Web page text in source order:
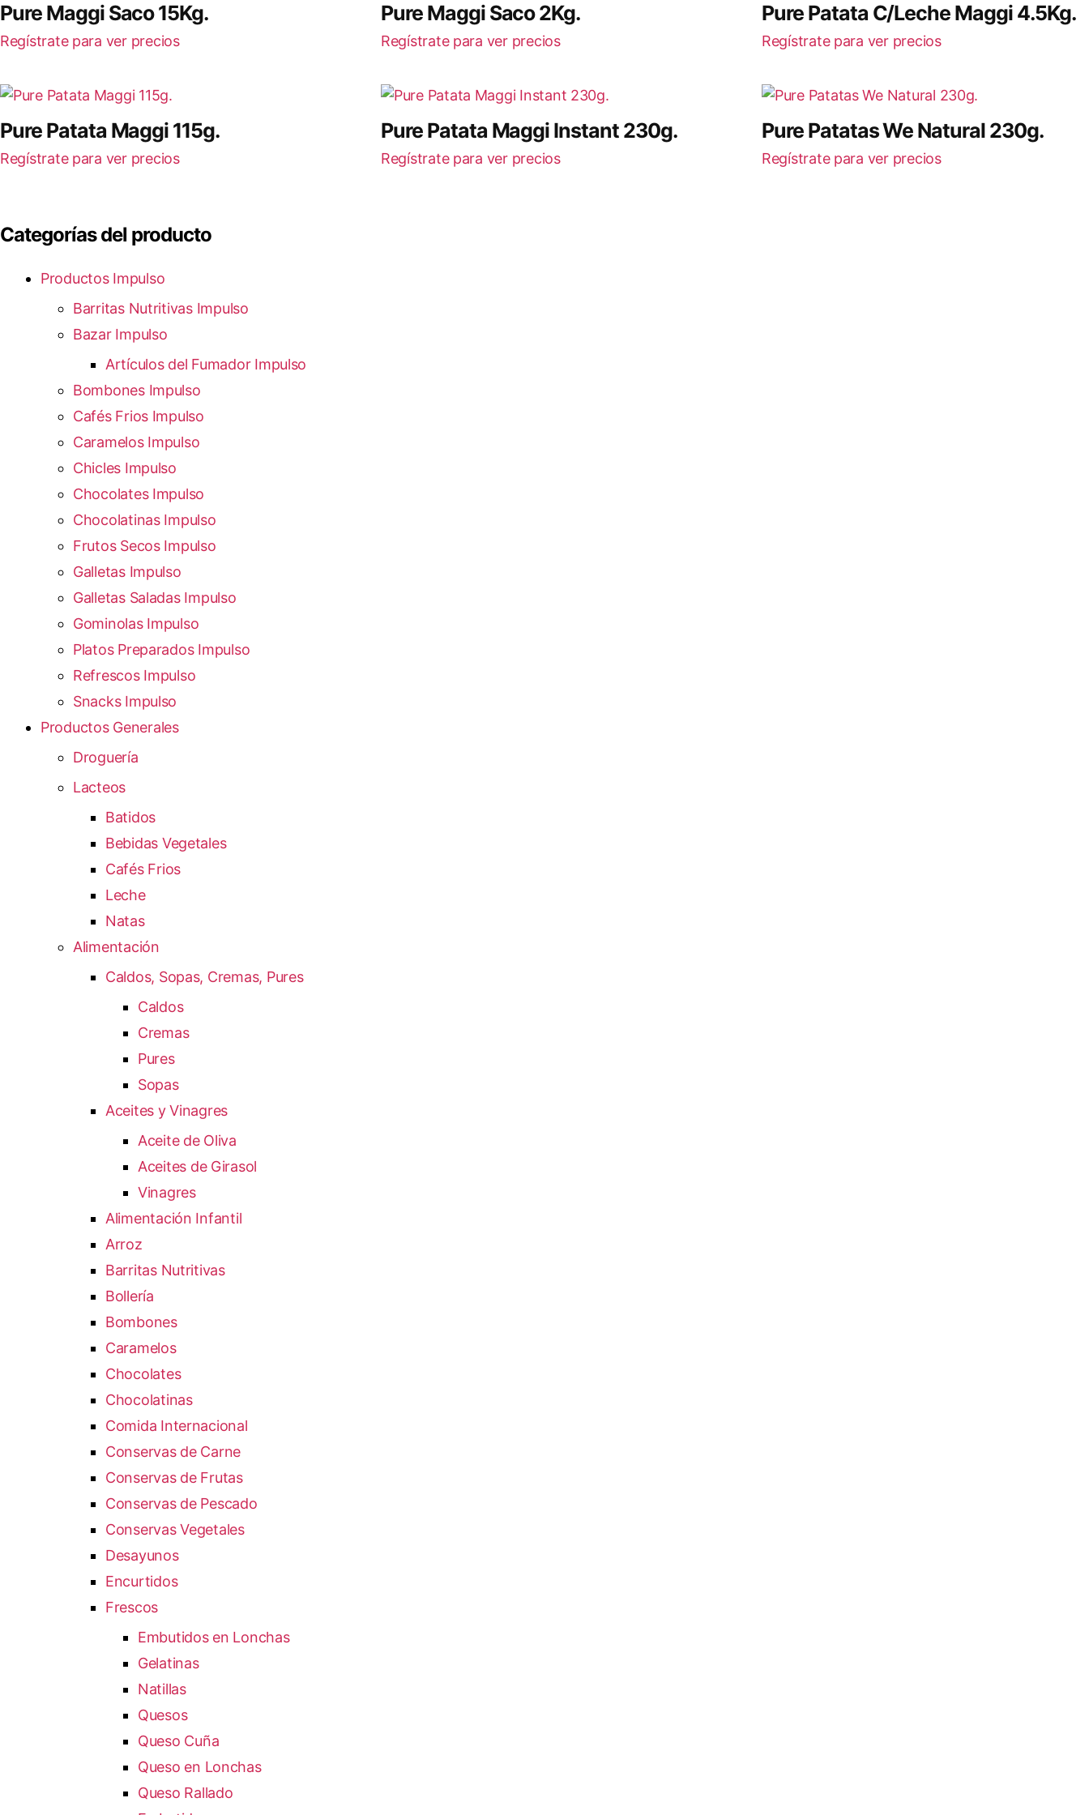
Pure Maggi Saco 15Kg.
Regístrate para ver precios
Pure Maggi Saco 2Kg.
Regístrate para ver precios
Pure Patata C/Leche Maggi 4.5Kg.
Regístrate para ver precios
Pure Patata Maggi 115g.
Regístrate para ver precios
Pure Patata Maggi Instant 230g.
Regístrate para ver precios
Pure Patatas We Natural 230g.
Regístrate para ver precios
Categorías del producto
Productos Impulso
Barritas Nutritivas Impulso
Bazar Impulso
Artículos del Fumador Impulso
Bombones Impulso
Cafés Frios Impulso
Caramelos Impulso
Chicles Impulso
Chocolates Impulso
Chocolatinas Impulso
Frutos Secos Impulso
Galletas Impulso
Galletas Saladas Impulso
Gominolas Impulso
Platos Preparados Impulso
Refrescos Impulso
Snacks Impulso
Productos Generales
Droguería
Lacteos
Batidos
Bebidas Vegetales
Cafés Frios
Leche
Natas
Alimentación
Caldos, Sopas, Cremas, Pures
Caldos
Cremas
Pures
Sopas
Aceites y Vinagres
Aceite de Oliva
Aceites de Girasol
Vinagres
Alimentación Infantil
Arroz
Barritas Nutritivas
Bollería
Bombones
Caramelos
Chocolates
Chocolatinas
Comida Internacional
Conservas de Carne
Conservas de Frutas
Conservas de Pescado
Conservas Vegetales
Desayunos
Encurtidos
Frescos
Embutidos en Lonchas
Gelatinas
Natillas
Quesos
Queso Cuña
Queso en Lonchas
Queso Rallado